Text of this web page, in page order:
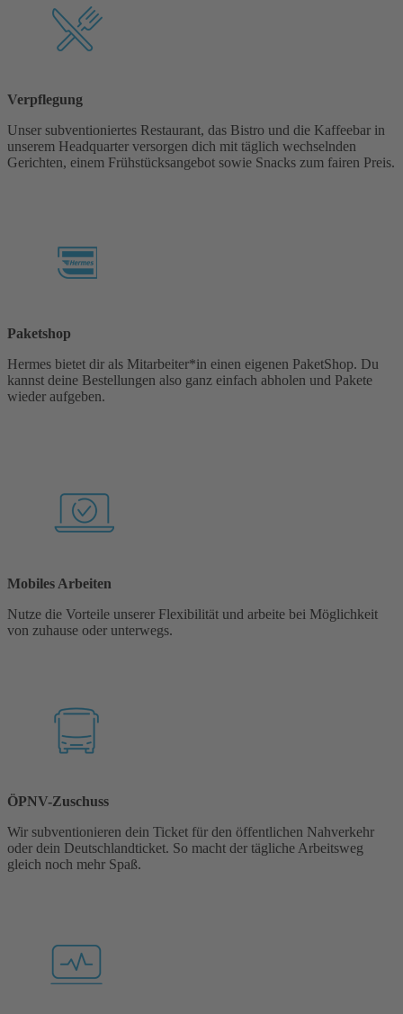
Verpflegung
Unser subventioniertes Restaurant, das Bistro und die Kaffeebar in
unserem Headquarter versorgen dich mit täglich wechselnden
Gerichten, einem Frühstücksangebot sowie Snacks zum fairen Preis.
Paketshop
Hermes bietet dir als Mitarbeiter*in einen eigenen PaketShop. Du
kannst deine Bestellungen also ganz einfach abholen und Pakete
wieder aufgeben.
Mobiles Arbeiten
Nutze die Vorteile unserer Flexibilität und arbeite bei Möglichkeit
von zuhause oder unterwegs.
ÖPNV-Zuschuss
Wir subventionieren dein Ticket für den öffentlichen Nahverkehr
oder dein Deutschlandticket. So macht der tägliche Arbeitsweg
gleich noch mehr Spaß.